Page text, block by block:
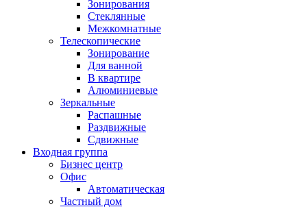
Зонирования
Стеклянные
Межкомнатные
Телескопические
Зонирование
Для ванной
В квартире
Алюминиевые
Зеркальные
Распашные
Раздвижные
Сдвижные
Входная группа
Бизнес центр
Офис
Автоматическая
Частный дом